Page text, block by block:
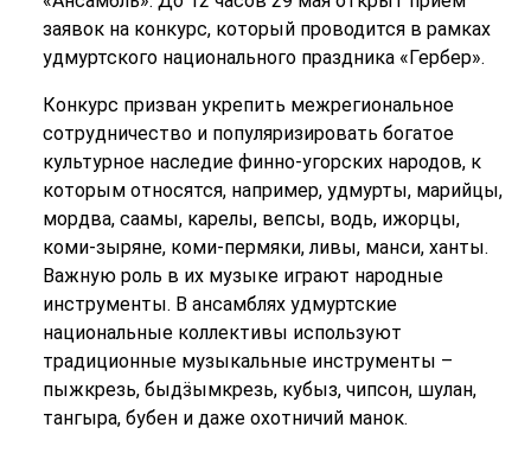
заявок на конкурс, который проводится в рамках
удмуртского национального праздника «Гербер».
Конкурс призван укрепить межрегиональное
сотрудничество и популяризировать богатое
культурное наследие финно-угорских народов, к
которым относятся, например, удмурты, марийцы,
мордва, саамы, карелы, вепсы, водь, ижорцы,
коми-зыряне, коми-пермяки, ливы, манси, ханты.
Важную роль в их музыке играют народные
инструменты. В ансамблях удмуртские
национальные коллективы используют
традиционные музыкальные инструменты –
пыжкрезь, быдӟымкрезь, кубыз, чипсон, шулан,
тангыра, бубен и даже охотничий манок.